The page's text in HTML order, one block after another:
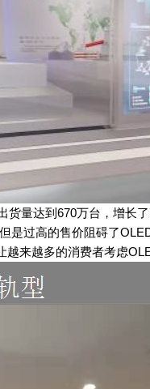
量达到670万台，增长了
过高的售价阻碍了
来越多的消费者考虑